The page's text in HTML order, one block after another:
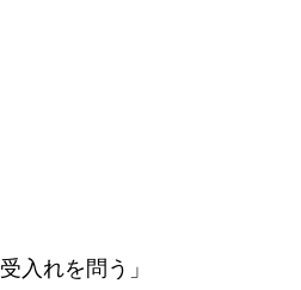
入れを問う」